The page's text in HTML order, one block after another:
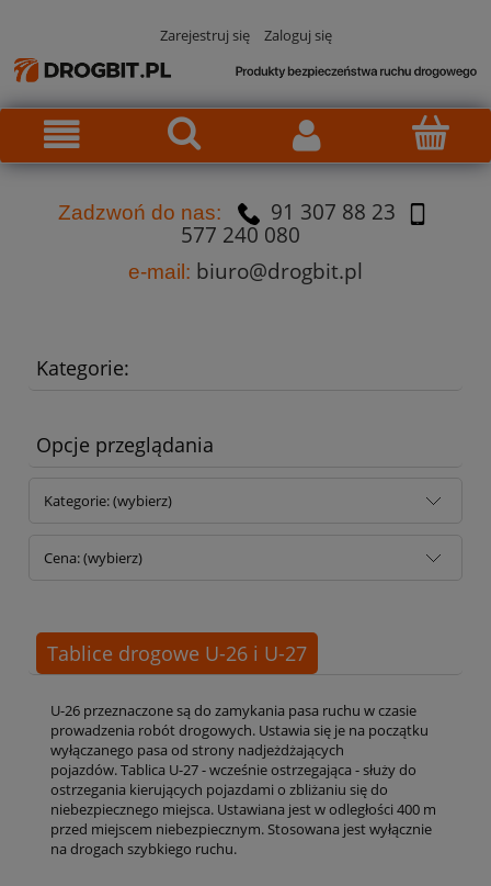
Zarejestruj się Zaloguj się
Zadzwoń do nas:
91 307 88 23
577 240 080
e-mail: biuro@drogbit.pl
Kategorie:
Opcje przeglądania
Kategorie: (wybierz)
Cena: (wybierz)
Tablice drogowe U-26 i U-27
U-26 przeznaczone są do zamykania pasa ruchu w czasie
prowadzenia robót drogowych. Ustawia się je na początku
wyłączanego pasa od strony nadjeżdżających
pojazdów. Tablica U-27 - wcześnie ostrzegająca - służy do
ostrzegania kierujących pojazdami o zbliżaniu się do
niebezpiecznego miejsca. Ustawiana jest w odległości 400 m
przed miejscem niebezpiecznym. Stosowana jest wyłącznie
na drogach szybkiego ruchu.